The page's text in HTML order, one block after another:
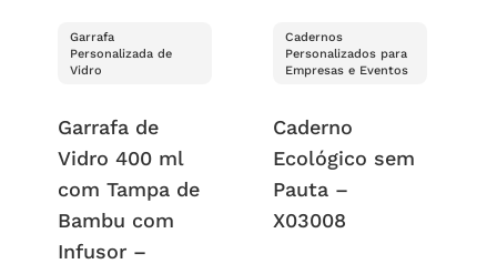
Garrafa
Personalizada de
Vidro
Garrafa de
Vidro 400 ml
com Tampa de
Bambu com
Infusor –
Cadernos
Personalizados para
Empresas e Eventos
Caderno
Ecológico sem
Pauta –
X03008